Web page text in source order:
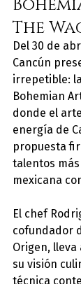
The
Del 30 de
Cancún
irrepetible:
Bohemian
donde el
energía de
propuesta
talentos
mexicana
El chef
cofundador
Origen,
su visión
técnica